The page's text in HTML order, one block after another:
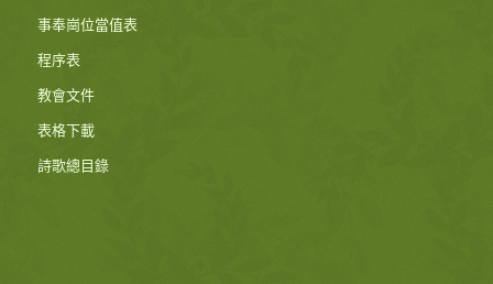
事奉崗位當值表
程序表
教會文件
表格下載
詩歌總目錄